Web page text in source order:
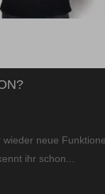
neue
ihr schon...